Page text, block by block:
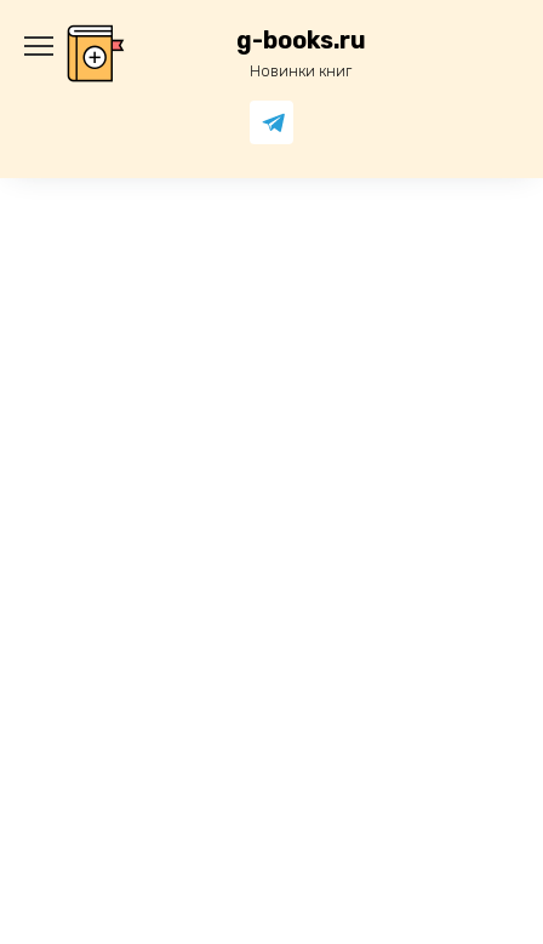
содержанию
g-books.ru
Новинки книг